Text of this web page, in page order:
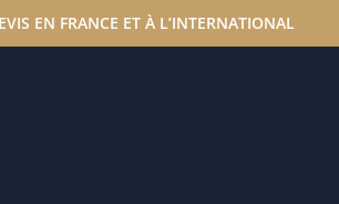
EN FRANCE ET À L’INTERNATIONAL